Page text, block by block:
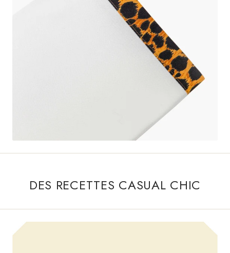
DES RECETTES CASUAL CHIC